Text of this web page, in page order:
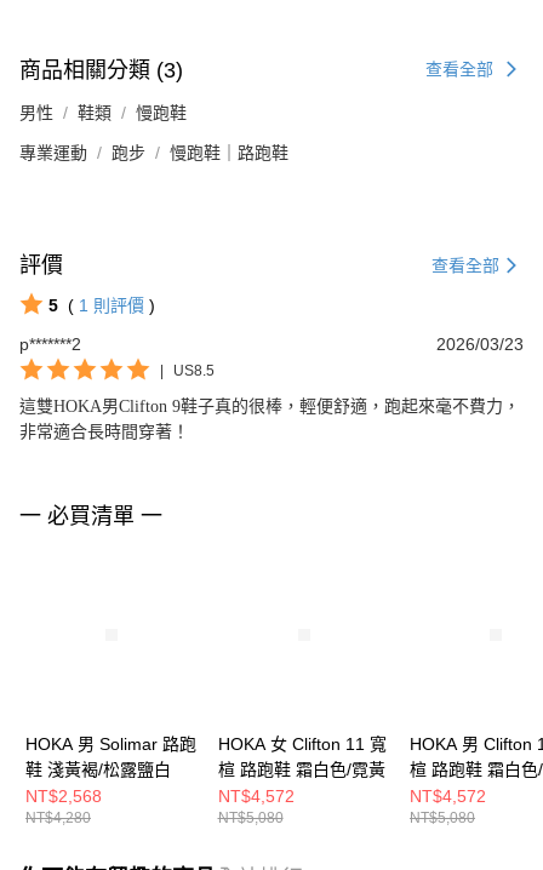
商品相關分類 (3) 查看全部
男性 鞋類 慢跑鞋
專業運動 跑步 慢跑鞋｜路跑鞋
評價 查看全部
5 ( 1 則評價 )
p*******2
2026/03/23
US8.5
這雙HOKA男Clifton 9鞋子真的很棒，輕便舒適，跑起來毫不費力，
非常適合長時間穿著！
一 必買清單 一
HOKA 男 Solimar 路跑
鞋 淺黃褐/松露鹽白
NT$2,568
NT$4,280
HOKA 女 Clifton 11 寬
楦 路跑鞋 霜白色/霓黃
NT$4,572
NT$5,080
HOKA 男 Clifton
楦 路跑鞋 霜白色
NT$4,572
NT$5,080